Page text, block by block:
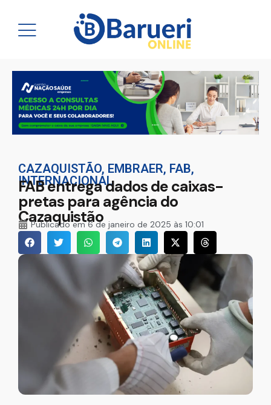
CAZAQUISTÃO, EMBRAER, FAB,
INTERNACIONAL
FAB entrega dados de caixas-
pretas para agência do
Cazaquistão
Publicado em6 de janeiro de 2025 às 10:01